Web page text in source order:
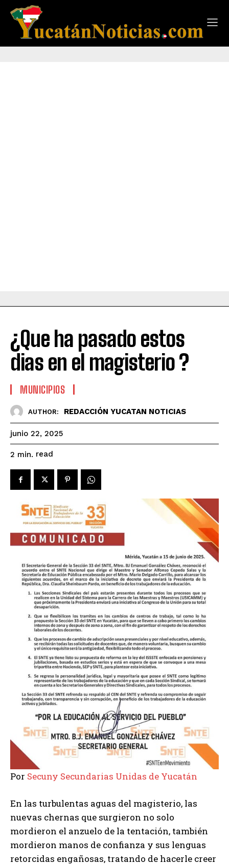
¿Que ha pasado estos
dias en el magisterio ?
MUNICIPIOS
AUTHOR: REDACCIÓN YUCATAN NOTICIAS
junio 22, 2025
2 min. read
Por Secuny Secundarias Unidas de Yucatán
En las turbulentas aguas del magisterio, las
nuevas chernas que surgieron no solo
mordieron el anzuelo de la tentación, también
mordieron manos de confianza y sus lenguas
retorcidas engañosas, tratando de hacerle creer